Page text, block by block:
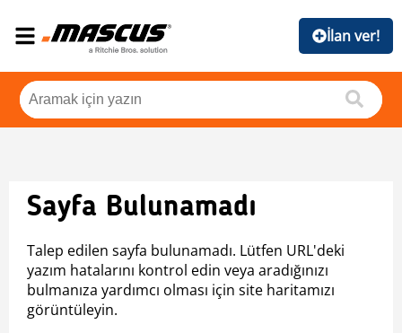
İlan ver!
Sayfa Bulunamadı
Talep edilen sayfa bulunamadı. Lütfen URL'deki
yazım hatalarını kontrol edin veya aradığınızı
bulmanıza yardımcı olması için site haritamızı
görüntüleyin.